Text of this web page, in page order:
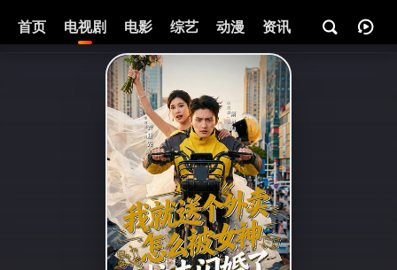
首页 电视剧 电影 综艺 动漫 资讯